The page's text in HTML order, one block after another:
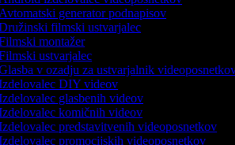
generator podnapisov
filmski ustvarjalec
montažer
ustvarjalec
v ozadju za ustvarjalnik videoposnetkov
DIY videov
glasbenih videov
komičnih videov
predstavitvenih videoposnetkov
promocijskih videoposnetkov